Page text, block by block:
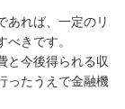
あれば、一定のリ
きです。
と今後得られる収
ったうえで金融機